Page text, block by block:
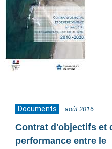
Documents août 2016
Contrat d'objectifs et
performance entre le